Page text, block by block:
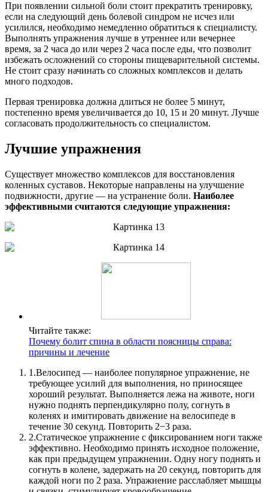
При появлении сильной боли стоит прекратить тренировку,
если на следующий день болевой синдром не исчез или
усилился, необходимо немедленно обратиться к специалисту.
Выполнять упражнения лучше в утреннее или вечернее
время, за 2 часа до или через 2 часа после еды, что позволит
избежать осложнений со стороны пищеварительной системы.
Не стоит сразу начинать со сложных комплексов и делать
много подходов.
Первая тренировка должна длиться не более 5 минут,
постепенно время увеличивается до 10, 15 и 20 минут. Лучше
согласовать продолжительность со специалистом.
Лучшие упражнения
Существует множество комплексов для восстановления
коленных суставов. Некоторые направлены на улучшение
подвижности, другие — на устранение боли. Наиболее
эффективными считаются следующие упражнения:
Читайте также:
Почему болит спина в области поясницы справа:
причины и лечение
1.Велосипед — наиболее популярное упражнение, не
требующее усилий для выполнения, но приносящее
хороший результат. Выполняется лежа на животе, ноги
нужно поднять перпендикулярно полу, согнуть в
коленях и имитировать движение на велосипеде в
течение 30 секунд. Повторить 2−3 раза.
2.Статическое упражнение с фиксированием ноги также
эффективно. Необходимо принять исходное положение,
как при предыдущем упражнении. Одну ногу поднять и
согнуть в колене, задержать на 20 секунд, повторить для
каждой ноги по 2 раза. Упражнение расслабляет мышцы